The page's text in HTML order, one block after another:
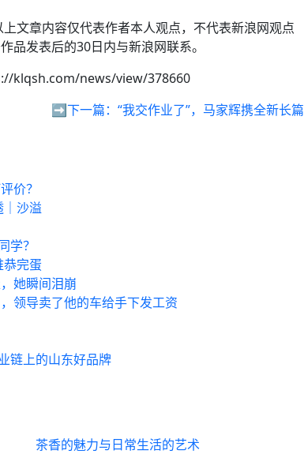
文章内容仅代表作者本人观点，不代表新浪网观点
品发表后的30日内与新浪网联系。
klqsh.com/news/view/378660
➡️下一篇： “我交作业了”，马家辉携全新长篇
价？
沙溢
学？
恭完蛋
她瞬间泪崩
领导卖了他的车给手下发工资
链上的山东好品牌
茶香的魅力与日常生活的艺术